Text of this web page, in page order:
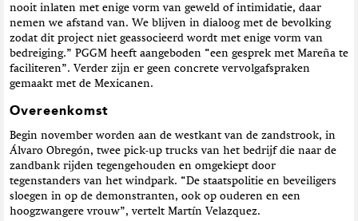
nooit inlaten met enige vorm van geweld of intimidatie, daar
nemen we afstand van. We blijven in dialoog met de bevolking
zodat dit project niet geassocieerd wordt met enige vorm van
bedreiging.” PGGM heeft aangeboden “een gesprek met Mareña te
faciliteren”. Verder zijn er geen concrete vervolgafspraken
gemaakt met de Mexicanen.
Overeenkomst
Begin november worden aan de westkant van de zandstrook, in
Álvaro Obregón, twee pick-up trucks van het bedrijf die naar de
zandbank rijden tegengehouden en omgekiept door
tegenstanders van het windpark. “De staatspolitie en beveiligers
sloegen in op de demonstranten, ook op ouderen en een
hoogzwangere vrouw”, vertelt Martín Velazquez.